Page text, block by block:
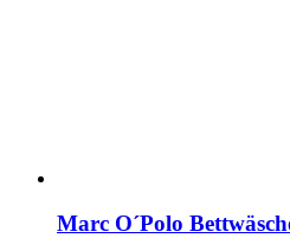
Marc O´Polo